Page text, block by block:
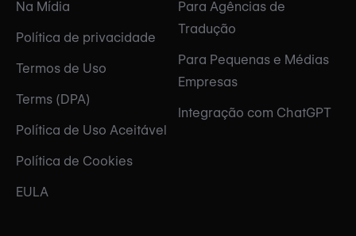
Na Mídia
Política de privacidade
Termos de Uso
Terms (DPA)
Política de Uso Aceitável
Política de Cookies
EULA
Para Agências de
Tradução
Para Pequenas e Médias
Empresas
Integração com ChatGPT